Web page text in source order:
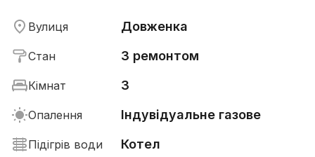
Вулиця Довженка
Стан З ремонтом
Кімнат 3
Опалення Індувідуальне газове
Підігрів води Котел